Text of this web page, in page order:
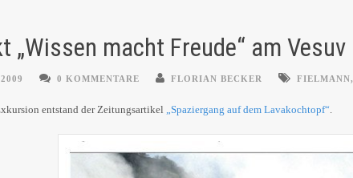
„Wissen macht Freude“ am Vesuv
0 KOMMENTARE FLORIAN BECKER FIELMANN,
entstand der Zeitungsartikel „Spaziergang auf dem Lavakochtopf“.